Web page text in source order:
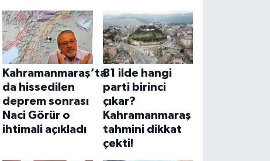
Kahramanmaraş’ta
da hissedilen
deprem sonrası
Naci Görür o
ihtimali açıkladı
81 ilde hangi
parti birinci
çıkar?
Kahramanmaraş
tahmini dikkat
çekti!